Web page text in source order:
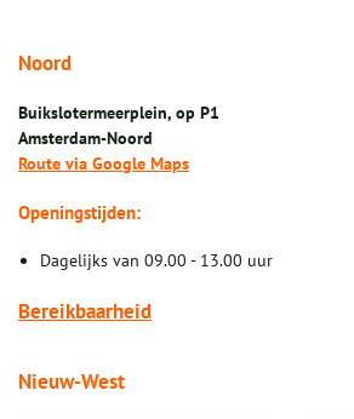
Noord
Buikslotermeerplein, op P1
Amsterdam-Noord
Route via Google Maps
Openingstijden:
Dagelijks van 09.00 - 13.00 uur
Bereikbaarheid
Nieuw-West